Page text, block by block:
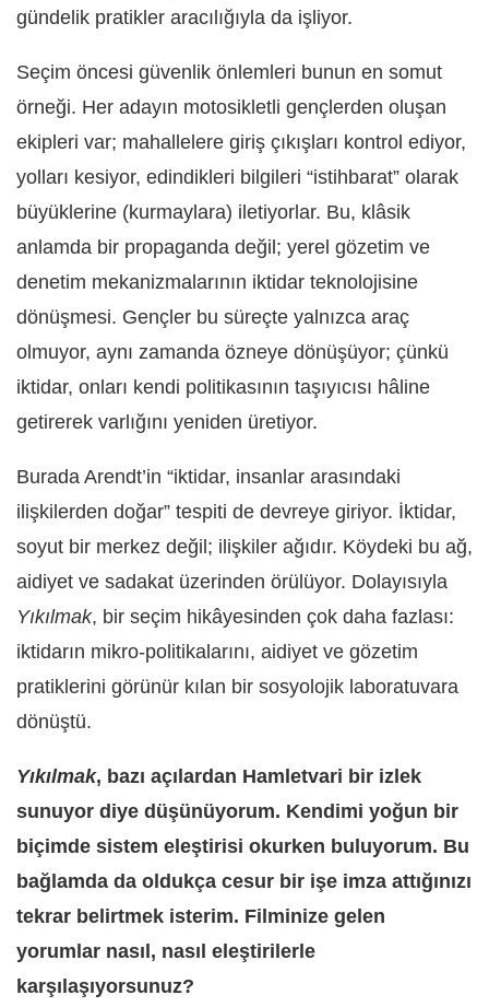
gündelik pratikler aracılığıyla da işliyor.
Seçim öncesi güvenlik önlemleri bunun en somut
örneği. Her adayın motosikletli gençlerden oluşan
ekipleri var; mahallelere giriş çıkışları kontrol ediyor,
yolları kesiyor, edindikleri bilgileri “istihbarat” olarak
büyüklerine (kurmaylara) iletiyorlar. Bu, klâsik
anlamda bir propaganda değil; yerel gözetim ve
denetim mekanizmalarının iktidar teknolojisine
dönüşmesi. Gençler bu süreçte yalnızca araç
olmuyor, aynı zamanda özneye dönüşüyor; çünkü
iktidar, onları kendi politikasının taşıyıcısı hâline
getirerek varlığını yeniden üretiyor.
Burada Arendt’in “iktidar, insanlar arasındaki
ilişkilerden doğar” tespiti de devreye giriyor. İktidar,
soyut bir merkez değil; ilişkiler ağıdır. Köydeki bu ağ,
aidiyet ve sadakat üzerinden örülüyor. Dolayısıyla
Yıkılmak, bir seçim hikâyesinden çok daha fazlası:
iktidarın mikro-politikalarını, aidiyet ve gözetim
pratiklerini görünür kılan bir sosyolojik laboratuvara
dönüştü.
Yıkılmak, bazı açılardan Hamletvari bir izlek
sunuyor diye düşünüyorum. Kendimi yoğun bir
biçimde sistem eleştirisi okurken buluyorum. Bu
bağlamda da oldukça cesur bir işe imza attığınızı
tekrar belirtmek isterim. Filminize gelen
yorumlar nasıl, nasıl eleştirilerle
karşılaşıyorsunuz?